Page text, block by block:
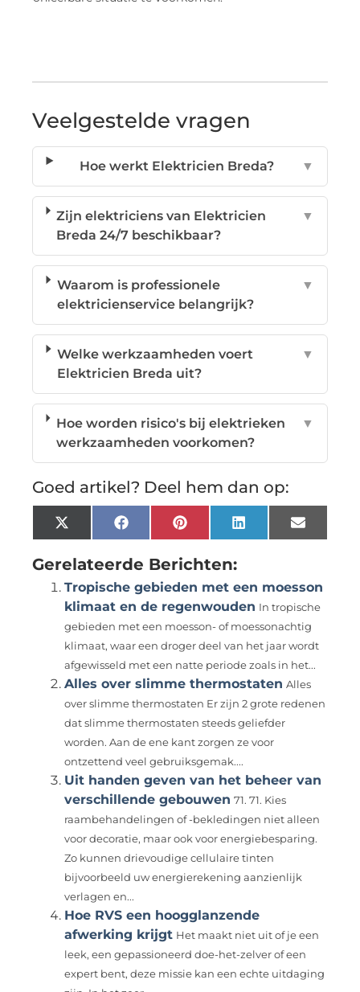
Veelgestelde vragen
Hoe werkt Elektricien Breda? ▼
Zijn elektriciens van Elektricien
Breda 24/7 beschikbaar?
▼
Waarom is professionele
elektricienservice belangrijk?
▼
Welke werkzaamheden voert
Elektricien Breda uit?
▼
Hoe worden risico's bij elektrieken
werkzaamheden voorkomen?
▼
Goed artikel? Deel hem dan op:
X
(Twitter)
FacebookPinterestLinkedInEmail
Gerelateerde Berichten:
Tropische gebieden met een moesson
klimaat en de regenwouden In tropische
gebieden met een moesson- of moessonachtig
klimaat, waar een droger deel van het jaar wordt
afgewisseld met een natte periode zoals in het...
Alles over slimme thermostaten Alles
over slimme thermostaten Er zijn 2 grote redenen
dat slimme thermostaten steeds geliefder
worden. Aan de ene kant zorgen ze voor
ontzettend veel gebruiksgemak....
Uit handen geven van het beheer van
verschillende gebouwen 71. 71. Kies
raambehandelingen of -bekledingen niet alleen
voor decoratie, maar ook voor energiebesparing.
Zo kunnen drievoudige cellulaire tinten
bijvoorbeeld uw energierekening aanzienlijk
verlagen en...
Hoe RVS een hoogglanzende
afwerking krijgt Het maakt niet uit of je een
leek, een gepassioneerd doe-het-zelver of een
expert bent, deze missie kan een echte uitdaging